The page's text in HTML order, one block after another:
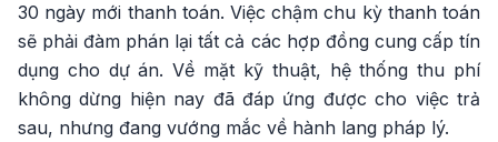
30 ngày mới thanh toán. Việc chậm chu kỳ thanh toán
sẽ phải đàm phán lại tất cả các hợp đồng cung cấp tín
dụng cho dự án. Về mặt kỹ thuật, hệ thống thu phí
không dừng hiện nay đã đáp ứng được cho việc trả
sau, nhưng đang vướng mắc về hành lang pháp lý.